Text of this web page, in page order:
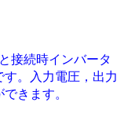
接続時インバータ
。入力電圧，出力
きます。